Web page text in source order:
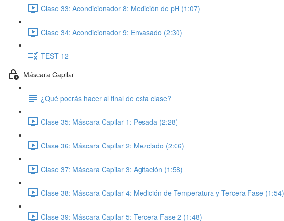
Clase 33: Acondicionador 8: Medición de pH (1:07)
Clase 34: Acondicionador 9: Envasado (2:30)
TEST 12
Máscara Capilar
¿Qué podrás hacer al final de esta clase?
Clase 35: Máscara Capilar 1: Pesada (2:28)
Clase 36: Máscara Capilar 2: Mezclado (2:06)
Clase 37: Máscara Capilar 3: Agitación (1:58)
Clase 38: Máscara Capilar 4: Medición de Temperatura y Tercera Fase (1:54)
Clase 39: Máscara Capilar 5: Tercera Fase 2 (1:48)